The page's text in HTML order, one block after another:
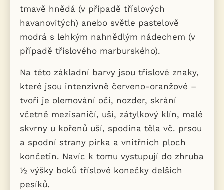
tmavě hnědá (v případě tříslových
havanovitých) anebo světle pastelově
modrá s lehkým nahnědlým nádechem (v
případě tříslového marburského).
Na této základní barvy jsou tříslové znaky,
které jsou intenzivně červeno-oranžové –
tvoří je olemování očí, nozder, skrání
včetně mezisaničí, uší, zátylkový klín, malé
skvrny u kořenů uší, spodina těla vč. prsou
a spodní strany pírka a vnitřních ploch
končetin. Navíc k tomu vystupují do zhruba
½ výšky boků tříslové konečky delších
pesíků.